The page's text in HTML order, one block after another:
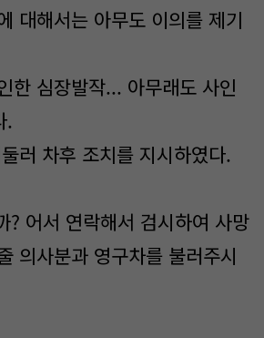
대해서는 아무도 이의를 제기
한 심장발작... 아무래도 사인
.
러 차후 조치를 지시하였다.
? 어서 연락해서 검시하여 사망
의사분과 영구차를 불러주시